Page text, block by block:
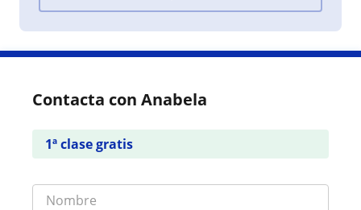
Contacta con Anabela
1ª clase gratis